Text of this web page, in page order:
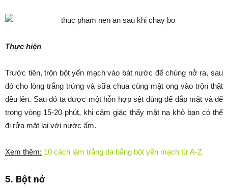
Thực hiện
Trước tiên, trộn bột yến mạch vào bát nước để chúng nở ra, sau
đó cho lòng trắng trứng và sữa chua cùng mật ong vào trộn thật
đều lên. Sau đó ta được một hỗn hợp sệt dùng để đắp mặt và để
trong vòng 15-20 phút, khi cảm giác thấy mặt nạ khô bạn có thể
đi rửa mặt lại với nước ấm.
Xem thêm: 10 cách làm trắng da bằng bột yến mạch từ A-Z
5. Bột nở